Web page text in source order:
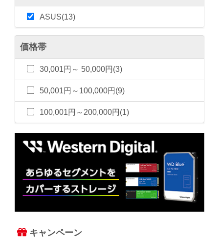
ASUS(13)
価格帯
30,001円～ 50,000円(3)
50,001円～100,000円(9)
100,001円～200,000円(1)
キャンペーン